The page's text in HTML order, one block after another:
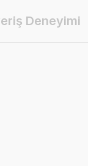
Deneyimi